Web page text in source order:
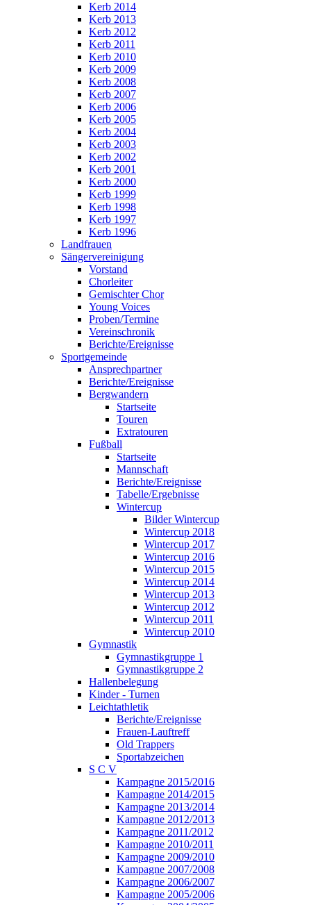
Kerb 2014
Kerb 2013
Kerb 2012
Kerb 2011
Kerb 2010
Kerb 2009
Kerb 2008
Kerb 2007
Kerb 2006
Kerb 2005
Kerb 2004
Kerb 2003
Kerb 2002
Kerb 2001
Kerb 2000
Kerb 1999
Kerb 1998
Kerb 1997
Kerb 1996
Landfrauen
Sängervereinigung
Vorstand
Chorleiter
Gemischter Chor
Young Voices
Proben/Termine
Vereinschronik
Berichte/Ereignisse
Sportgemeinde
Ansprechpartner
Berichte/Ereignisse
Bergwandern
Startseite
Touren
Extratouren
Fußball
Startseite
Mannschaft
Berichte/Ereignisse
Tabelle/Ergebnisse
Wintercup
Bilder Wintercup
Wintercup 2018
Wintercup 2017
Wintercup 2016
Wintercup 2015
Wintercup 2014
Wintercup 2013
Wintercup 2012
Wintercup 2011
Wintercup 2010
Gymnastik
Gymnastikgruppe 1
Gymnastikgruppe 2
Hallenbelegung
Kinder - Turnen
Leichtathletik
Berichte/Ereignisse
Frauen-Lauftreff
Old Trappers
Sportabzeichen
S C V
Kampagne 2015/2016
Kampagne 2014/2015
Kampagne 2013/2014
Kampagne 2012/2013
Kampagne 2011/2012
Kampagne 2010/2011
Kampagne 2009/2010
Kampagne 2007/2008
Kampagne 2006/2007
Kampagne 2005/2006